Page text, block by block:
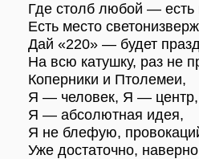
Где столб любой — есть
Есть место
Дай «220» — будет
На всю катушку, раз не
Коперники и Птолемеи,
Я — человек, Я —
Я — абсолютная идея,
Я не блефую,
Уже достаточно,